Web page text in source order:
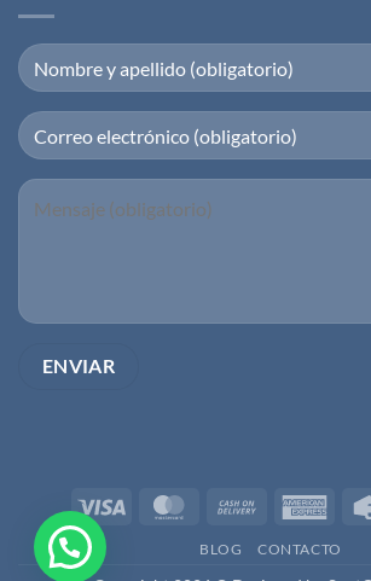
Visa MasterCardCash
Delivery
BLOG CONTACTO